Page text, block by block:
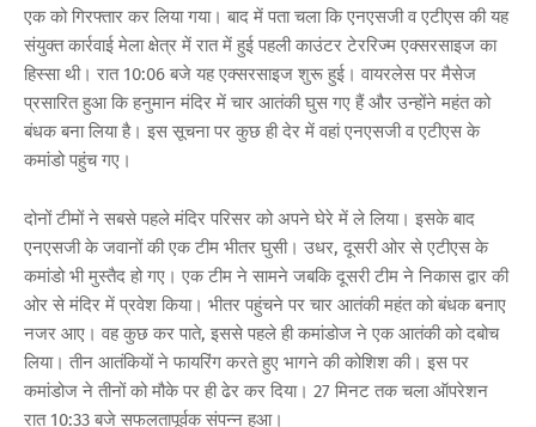
एक को गिरफ्तार कर लिया गया। बाद में पता चला कि एनएसजी व एटीएस की यह
संयुक्त कार्रवाई मेला क्षेत्र में रात में हुई पहली काउंटर टेररिज्म एक्सरसाइज का
हिस्सा थी। रात 10:06 बजे यह एक्सरसाइज शुरू हुई। वायरलेस पर मैसेज
प्रसारित हुआ कि हनुमान मंदिर में चार आतंकी घुस गए हैं और उन्होंने महंत को
बंधक बना लिया है। इस सूचना पर कुछ ही देर में वहां एनएसजी व एटीएस के
कमांडो पहुंच गए।
दोनों टीमों ने सबसे पहले मंदिर परिसर को अपने घेरे में ले लिया। इसके बाद
एनएसजी के जवानों की एक टीम भीतर घुसी। उधर, दूसरी ओर से एटीएस के
कमांडो भी मुस्तैद हो गए। एक टीम ने सामने जबकि दूसरी टीम ने निकास द्वार की
ओर से मंदिर में प्रवेश किया। भीतर पहुंचने पर चार आतंकी महंत को बंधक बनाए
नजर आए। वह कुछ कर पाते, इससे पहले ही कमांडोज ने एक आतंकी को दबोच
लिया। तीन आतंकियों ने फायरिंग करते हुए भागने की कोशिश की। इस पर
कमांडोज ने तीनों को मौके पर ही ढेर कर दिया। 27 मिनट तक चला ऑपरेशन
रात 10:33 बजे सफलतापूर्वक संपन्न हुआ।